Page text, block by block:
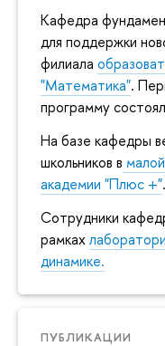
Кафедра
для поддержки
филиала
"Математика".
программу
На базе кафедры
школьников в
академии "Плюс +".
Сотрудники
рамках
динамике.
ПУБЛИКАЦИИ